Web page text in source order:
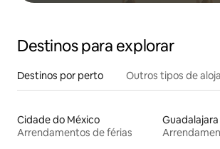
Destinos para explorar
Destinos por perto Outros tipos de
Cidade do México
Arrendamentos de férias
Guadalajara